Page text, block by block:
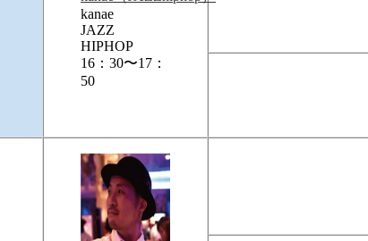
kanae
JAZZ
HIPHOP
16：30〜17：
50